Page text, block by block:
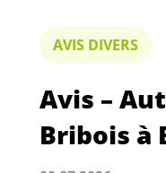
AVIS DIVERS
Avis –
Bribois à